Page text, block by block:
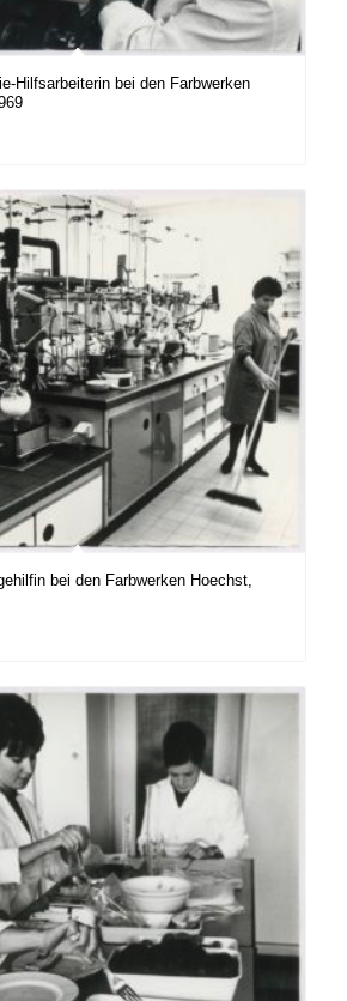
Hilfsarbeiterin bei den Farbwerken
bei den Farbwerken Hoechst,